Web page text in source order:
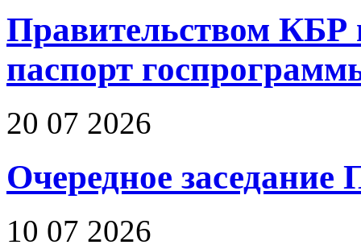
Правительством КБР
паспорт
20 07 2026
Очередное
10 07 2026